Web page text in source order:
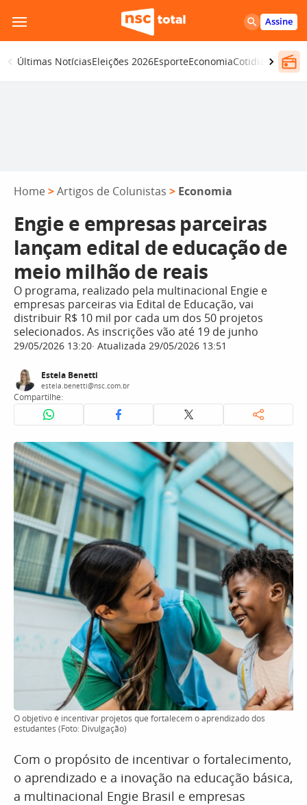
para
o
conteúdo
Assine
Últimas NotíciasEleições 2026EsporteEconomiaCotidiano
Home >Artigos de Colunistas > Economia
Engie e empresas parceiras
lançam edital de educação de
meio milhão de reais
O programa, realizado pela multinacional Engie e
empresas parceiras via Edital de Educação, vai
distribuir R$ 10 mil por cada um dos 50 projetos
selecionados. As inscrições vão até 19 de junho
29/05/2026 13:20 Atualizada 29/05/2026 13:51
Estela Benetti
estela.benetti@nsc.com.br
Compartilhe:
O objetivo é incentivar projetos que fortalecem o aprendizado dos
estudantes (Foto: Divulgação)
Com o propósito de incentivar o fortalecimento,
o aprendizado e a inovação na educação básica,
a multinacional Engie Brasil e empresas